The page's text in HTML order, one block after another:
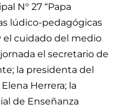
N° 27 “Papa
lúdico-pedagógicas
el cuidado del medio
el secretario de
la presidenta del
Herrera; la
de Enseñanza